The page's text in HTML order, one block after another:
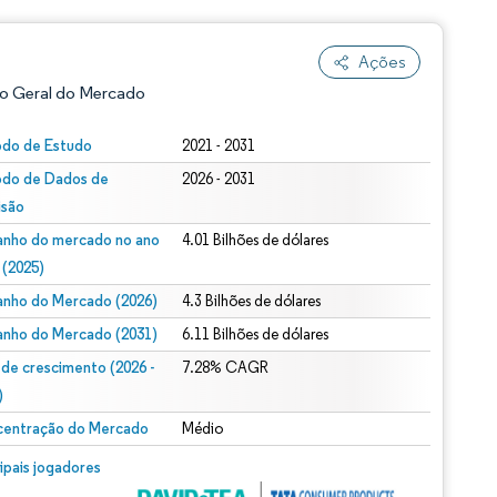
Ações
Geral do Mercado
de Estudo 2021 - 2031
de Dados de
2026 - 2031
do mercado no ano
4.01 Bilhões de dólares
do Mercado (2026) 4.3 Bilhões de dólares
do Mercado (2031) 6.11 Bilhões de dólares
de crescimento (2026 -
7.28% CAGR
do Mercado Médio
jogadores
© Mordor Intelligence. O reuso requer atribuição conforme CC BY 4.0.
conforme CC BY 4.0.